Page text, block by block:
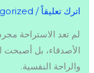
اترك تعليقاً /
لم تعد الاستراحة
الأصدقاء، بل أصبحت
والراحة النفسية.